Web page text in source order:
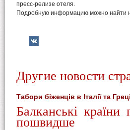
пресс-релизе отеля.
Подробную информацию можно найти
Другие новости
Табори біженців в Італії та
Балканські країни
пошвидше